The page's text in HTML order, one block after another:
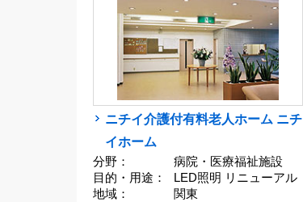
ニチイ介護付有料老人ホーム ニチ
イホーム
分野：
病院・医療福祉施設
目的・用途：
LED照明 リニューアル
地域：
関東